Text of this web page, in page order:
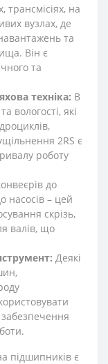
трансмісіях, на
вузлах, де
та
Він є
та
техніка: В
вологості, які
2RS є
роботу
до
насосів – цей
скрізь,
валів, що
Деякі
підшипників є